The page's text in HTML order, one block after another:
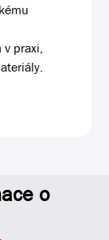
v praxi,
o